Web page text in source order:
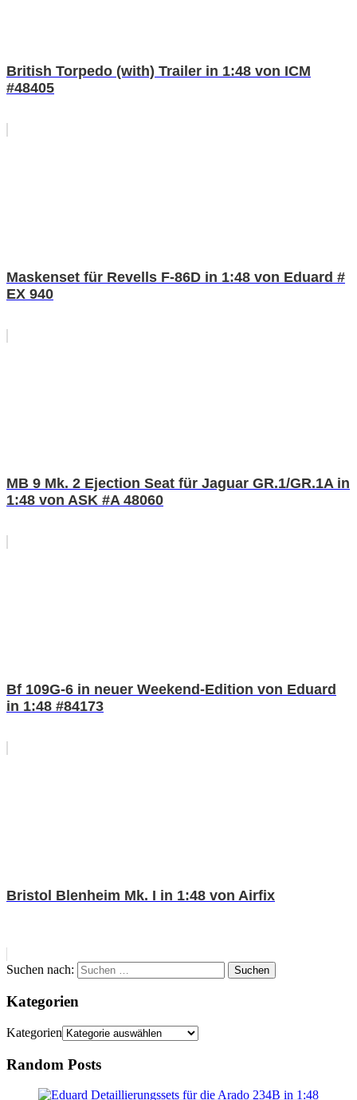
British Torpedo (with) Trailer in 1:48 von ICM
#48405
Maskenset für Revells F-86D in 1:48 von Eduard #
EX 940
MB 9 Mk. 2 Ejection Seat für Jaguar GR.1/GR.1A in
1:48 von ASK #A 48060
Bf 109G-6 in neuer Weekend-Edition von Eduard
in 1:48 #84173
Bristol Blenheim Mk. I in 1:48 von Airfix
Suchen nach: Suchen
Kategorien
Kategorien
Random Posts